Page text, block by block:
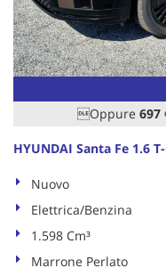
Oppure 697
HYUNDAI Santa Fe 1.6
Nuovo
Elettrica/Benzina
1.598 Cm³
Marrone Perlato